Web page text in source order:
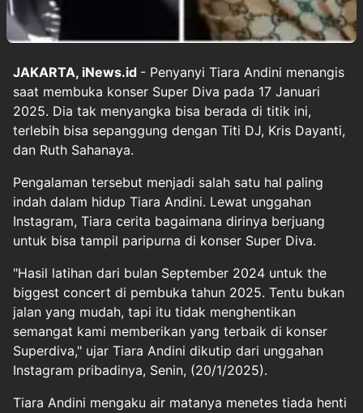
JAKARTA, iNews.id - Penyanyi Tiara Andini menangis
saat membuka konser Super Diva pada 17 Januari
2025. Dia tak menyangka bisa berada di titik ini,
terlebih bisa sepanggung dengan Titi DJ, Kris Dayanti,
dan Ruth Sahanaya.
Pengalaman tersebut menjadi salah satu hal paling
indah dalam hidup Tiara Andini. Lewat unggahan
Instagram, Tiara cerita bagaimana dirinya berjuang
untuk bisa tampil paripurna di konser Super Diva.
"Hasil latihan dari bulan September 2024 untuk the
biggest concert di pembuka tahun 2025. Tentu bukan
jalan yang mudah, tapi itu tidak menghentikan
semangat kami memberikan yang terbaik di konser
Superdiva," ujar Tiara Andini dikutip dari unggahan
Instagram pribadinya, Senin, (20/1/2025).
Tiara Andini mengaku air matanya menetes tiada henti